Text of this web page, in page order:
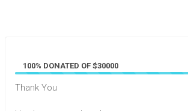
100% DONATED OF $30000
Thank You